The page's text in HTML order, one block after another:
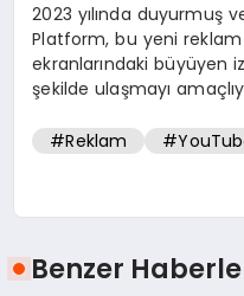
2023 yılında duyurmuş
Platform, bu yeni reklam
ekranlarındaki büyüyen
şekilde ulaşmayı
#Reklam
Benzer